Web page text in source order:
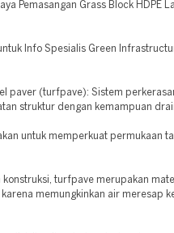
Pemasangan Grass Block HDPE
Info Spesialis Green
paver (turfpave): Sistem
struktur dengan kemampuan
untuk memperkuat permukaan
konstruksi, turfpave merupakan
memungkinkan air meresap